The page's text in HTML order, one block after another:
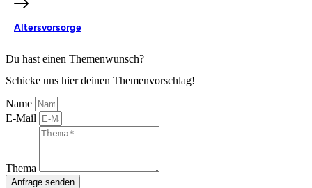
Altersvorsorge
Du hast einen Themenwunsch?
Schicke uns hier deinen Themenvorschlag!
Name
E-Mail
Thema
Anfrage senden